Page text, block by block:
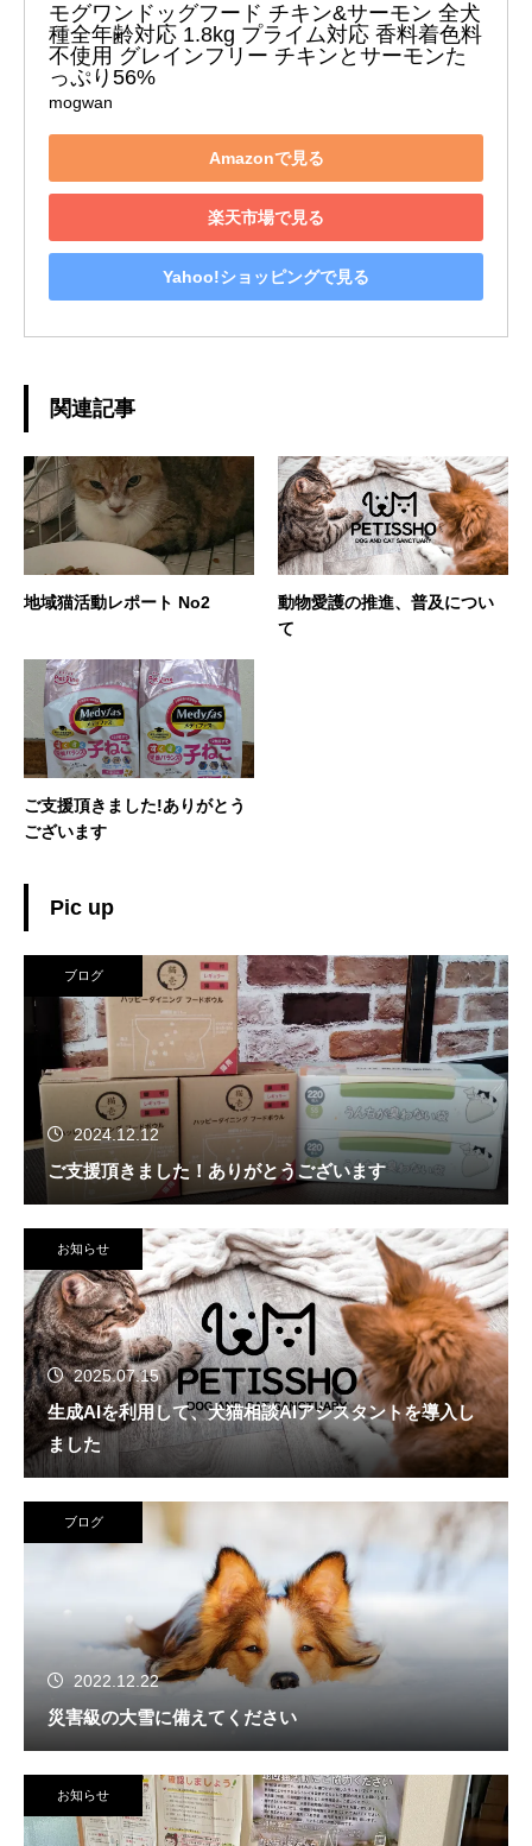
モグワンドッグフード チキン&サーモン 全犬
種全年齢対応 1.8kg プライム対応 香料着色料
不使用 グレインフリー チキンとサーモンた
っぷり56%
mogwan
Amazonで見る
楽天市場で見る
Yahoo!ショッピングで見る
関連記事
地域猫活動レポート No2
動物愛護の推進、普及につい
て
ご支援頂きました!ありがとう
ございます
Pic up
ブログ
2024.12.12
ご支援頂きました！ありがとうございます
お知らせ
2025.07.15
生成AIを利用して、犬猫相談AIアシスタントを導入し
ました
ブログ
2022.12.22
災害級の大雪に備えてください
お知らせ